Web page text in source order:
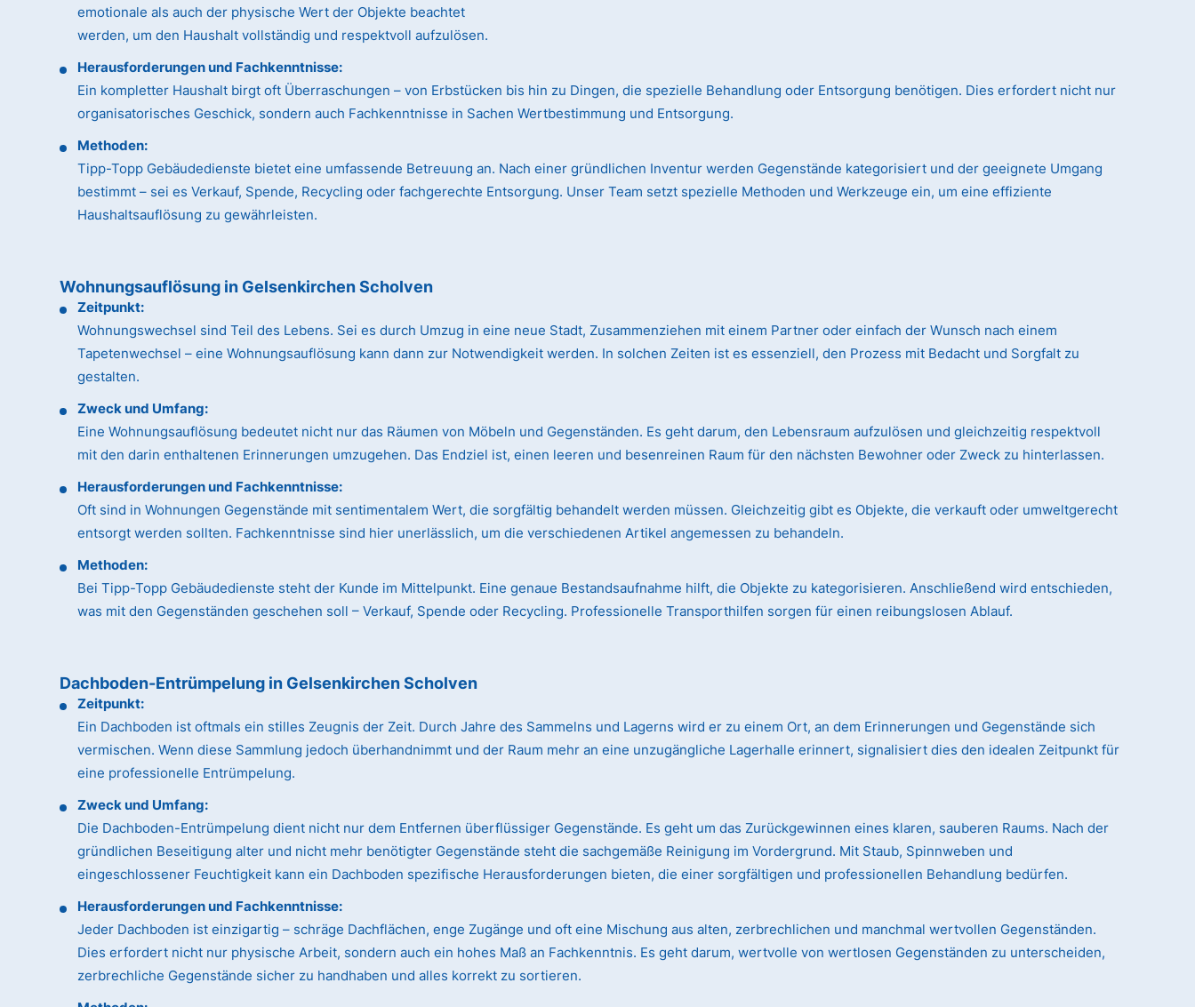
emotionale als auch der physische Wert der Objekte beachtet
werden, um den Haushalt vollständig und respektvoll aufzulösen.
Herausforderungen und Fachkenntnisse:
Ein kompletter Haushalt birgt oft Überraschungen – von Erbstücken bis hin zu Dingen, die spezielle Behandlung oder Entsorgung benötigen. Dies erfordert nicht nur
organisatorisches Geschick, sondern auch Fachkenntnisse in Sachen Wertbestimmung und Entsorgung.
Methoden:
Tipp-Topp Gebäudedienste bietet eine umfassende Betreuung an. Nach einer gründlichen Inventur werden Gegenstände kategorisiert und der geeignete Umgang
bestimmt – sei es Verkauf, Spende, Recycling oder fachgerechte Entsorgung. Unser Team setzt spezielle Methoden und Werkzeuge ein, um eine effiziente
Haushaltsauflösung zu gewährleisten.
Wohnungsauflösung in Gelsenkirchen Scholven
Zeitpunkt:
Wohnungswechsel sind Teil des Lebens. Sei es durch Umzug in eine neue Stadt, Zusammenziehen mit einem Partner oder einfach der Wunsch nach einem
Tapetenwechsel – eine Wohnungsauflösung kann dann zur Notwendigkeit werden. In solchen Zeiten ist es essenziell, den Prozess mit Bedacht und Sorgfalt zu
gestalten.
Zweck und Umfang:
Eine Wohnungsauflösung bedeutet nicht nur das Räumen von Möbeln und Gegenständen. Es geht darum, den Lebensraum aufzulösen und gleichzeitig respektvoll
mit den darin enthaltenen Erinnerungen umzugehen. Das Endziel ist, einen leeren und besenreinen Raum für den nächsten Bewohner oder Zweck zu hinterlassen.
Herausforderungen und Fachkenntnisse:
Oft sind in Wohnungen Gegenstände mit sentimentalem Wert, die sorgfältig behandelt werden müssen. Gleichzeitig gibt es Objekte, die verkauft oder umweltgerecht
entsorgt werden sollten. Fachkenntnisse sind hier unerlässlich, um die verschiedenen Artikel angemessen zu behandeln.
Methoden:
Bei Tipp-Topp Gebäudedienste steht der Kunde im Mittelpunkt. Eine genaue Bestandsaufnahme hilft, die Objekte zu kategorisieren. Anschließend wird entschieden,
was mit den Gegenständen geschehen soll – Verkauf, Spende oder Recycling. Professionelle Transporthilfen sorgen für einen reibungslosen Ablauf.
Dachboden-Entrümpelung in Gelsenkirchen Scholven
Zeitpunkt:
Ein Dachboden ist oftmals ein stilles Zeugnis der Zeit. Durch Jahre des Sammelns und Lagerns wird er zu einem Ort, an dem Erinnerungen und Gegenstände sich
vermischen. Wenn diese Sammlung jedoch überhandnimmt und der Raum mehr an eine unzugängliche Lagerhalle erinnert, signalisiert dies den idealen Zeitpunkt für
eine professionelle Entrümpelung.
Zweck und Umfang:
Die Dachboden-Entrümpelung dient nicht nur dem Entfernen überflüssiger Gegenstände. Es geht um das Zurückgewinnen eines klaren, sauberen Raums. Nach der
gründlichen Beseitigung alter und nicht mehr benötigter Gegenstände steht die sachgemäße Reinigung im Vordergrund. Mit Staub, Spinnweben und
eingeschlossener Feuchtigkeit kann ein Dachboden spezifische Herausforderungen bieten, die einer sorgfältigen und professionellen Behandlung bedürfen.
Herausforderungen und Fachkenntnisse:
Jeder Dachboden ist einzigartig – schräge Dachflächen, enge Zugänge und oft eine Mischung aus alten, zerbrechlichen und manchmal wertvollen Gegenständen.
Dies erfordert nicht nur physische Arbeit, sondern auch ein hohes Maß an Fachkenntnis. Es geht darum, wertvolle von wertlosen Gegenständen zu unterscheiden,
zerbrechliche Gegenstände sicher zu handhaben und alles korrekt zu sortieren.